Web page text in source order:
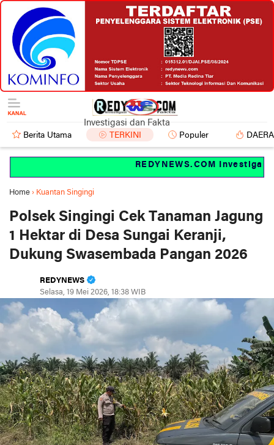
Investigasi dan Fakta
Berita Utama TERKINI Populer
REDYNEWS.COM Investigasi
Home › Kuantan Singingi
Polsek Singingi Cek Tanaman Jagung
1 Hektar di Desa Sungai Keranji,
Dukung Swasembada Pangan 2026
REDYNEWS
Selasa, 19 Mei 2026, 18:38 WIB